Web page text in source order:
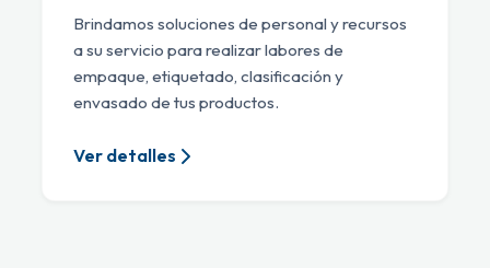
Brindamos soluciones de personal y recursos
a su servicio para realizar labores de
empaque, etiquetado, clasificación y
envasado de tus productos.
Ver detalles